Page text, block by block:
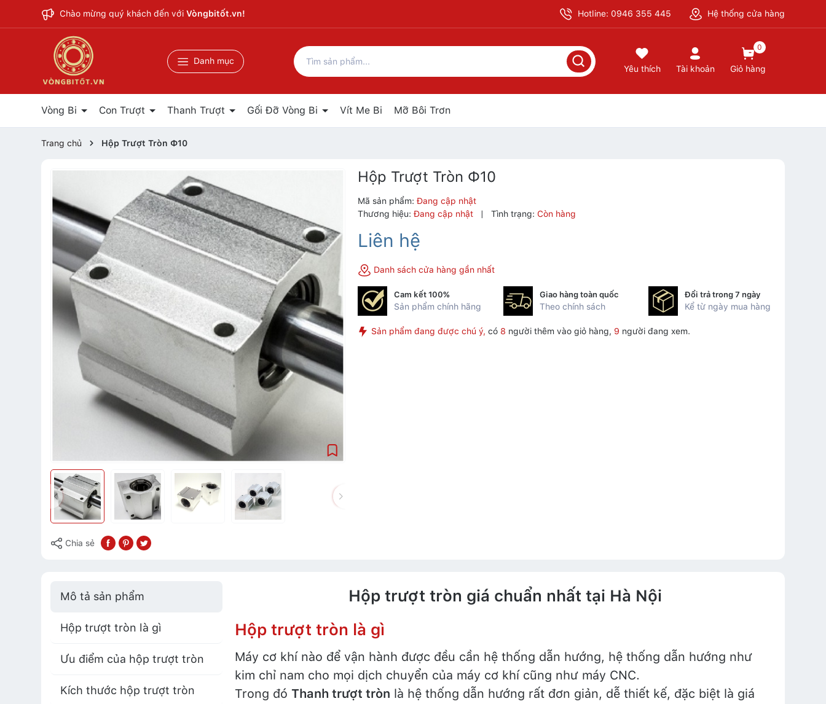
Chào mừng quý khách đến với Vòngbitốt.vn! Hotline: 0946 355 445 Hệ thống cửa hàng
Danh mục
Yêu thích Tài khoản
0
Giỏ hàng
Vòng Bi Con Trượt Thanh Trượt Gối Đỡ Vòng Bi Vít Me Bi Mỡ Bôi Trơn
Trang chủ Hộp Trượt Tròn Ф10
Chia sẻ
Hộp Trượt Tròn Ф10
Mã sản phẩm: Đang cập nhật
Thương hiệu: Đang cập nhật | Tình trạng: Còn hàng
Liên hệ
Danh sách cửa hàng gần nhất
Cam kết 100%
Sản phẩm chính hãng
Giao hàng toàn quốc
Theo chính sách
Đổi trả trong 7 ngày
Kể từ ngày mua hàng
Sản phẩm đang được chú ý, có 8 người thêm vào giỏ hàng, 9 người đang xem.
Mô tả sản phẩm
Hộp trượt tròn là gì
Ưu điểm của hộp trượt tròn
Kích thước hộp trượt tròn
Hộp trượt tròn giá chuẩn nhất tại Hà Nội
Hộp trượt tròn là gì
Máy cơ khí nào để vận hành được đều cần hệ thống dẫn hướng, hệ thống dẫn hướng như
kim chỉ nam cho mọi dịch chuyển của máy cơ khí cũng như máy CNC.
Trong đó Thanh trượt tròn là hệ thống dẫn hướng rất đơn giản, dễ thiết kế, đặc biệt là giá